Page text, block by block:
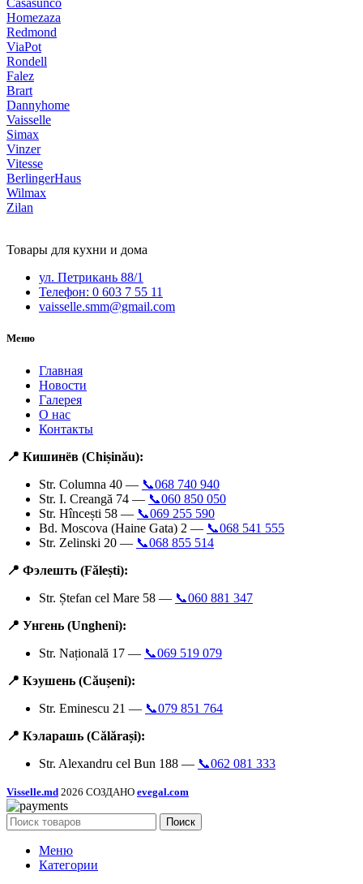
Casasunco
Homezaza
Redmond
ViaPot
Rondell
Falez
Brart
Dannyhome
Vaisselle
Simax
Vinzer
Vitesse
BerlingerHaus
Wilmax
Zilan
Товары для кухни и дома
ул. Петрикань 88/1
Телефон: 0 603 7 55 11
vaisselle.smm@gmail.com
Меню
Главная
Новости
Галерея
О нас
Контакты
📍 Кишинёв (Chișinău):
Str. Columna 40 — 📞068 740 940
Str. I. Creangă 74 — 📞060 850 050
Str. Hîncești 58 — 📞069 255 590
Bd. Moscova (Haine Gata) 2 — 📞068 541 555
Str. Zelinski 20 — 📞068 855 514
📍 Фэлешть (Fălești):
Str. Ștefan cel Mare 58 — 📞060 881 347
📍 Унгень (Ungheni):
Str. Națională 17 — 📞069 519 079
📍 Кэушень (Căușeni):
Str. Eminescu 21 — 📞079 851 764
📍 Кэларашь (Călărași):
Str. Alexandru cel Bun 188 — 📞062 081 333
Visselle.md 2026 СОЗДАНО evegal.com
Поиск
Меню
Категории